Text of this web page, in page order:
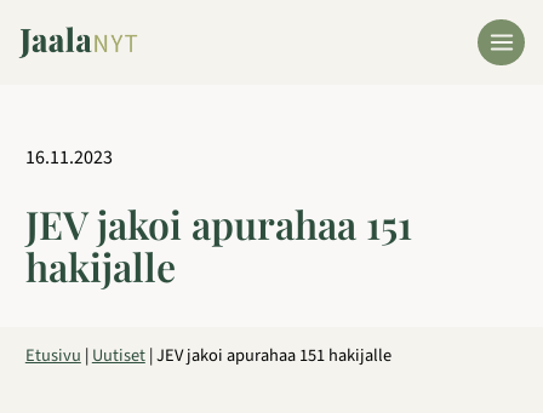
sisältöön
16.11.2023
JEV jakoi apurahaa 151
hakijalle
Etusivu|Uutiset|JEV jakoi apurahaa 151 hakijalle